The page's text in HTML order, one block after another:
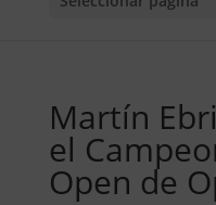
Martín
el
Open de